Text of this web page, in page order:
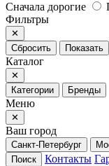
Сначала дорогие
Фильтры
✕
Сбросить
Показать
Каталог
✕
Категории
Бренды
Меню
✕
Ваш город
Санкт-Петербург
Поиск
Контакты